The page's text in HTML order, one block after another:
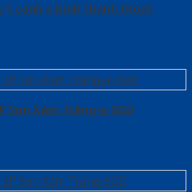
1 canh o kinh thanh thoat
Sơn Xám Trắng-a-SGD